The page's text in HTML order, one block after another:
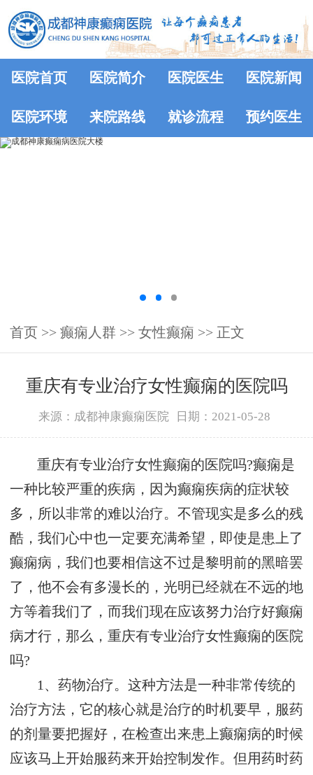
医院首页 医院简介 医院医生 医院新闻
医院环境 来院路线 就诊流程 预约医生
首页 >> 癫痫人群 >> 女性癫痫 >> 正文
重庆有专业治疗女性癫痫的医院吗
来源：成都神康癫痫医院 日期：2021-05-28
重庆有专业治疗女性癫痫的医院吗?癫痫是
一种比较严重的疾病，因为癫痫疾病的症状较
多，所以非常的难以治疗。不管现实是多么的残
酷，我们心中也一定要充满希望，即使是患上了
癫痫病，我们也要相信这不过是黎明前的黑暗罢
了，他不会有多漫长的，光明已经就在不远的地
方等着我们了，而我们现在应该努力治疗好癫痫
病才行，那么，重庆有专业治疗女性癫痫的医院
吗?
1、药物治疗。这种方法是一种非常传统的
治疗方法，它的核心就是治疗的时机要早，服药
的剂量要把握好，在检查出来患上癫痫病的时候
应该马上开始服药来开始控制发作。但用药时药